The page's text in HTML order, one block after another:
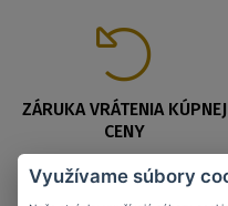
ZÁRUKA VRÁTENIA KÚPNEJ
CENY
Využívame súbory